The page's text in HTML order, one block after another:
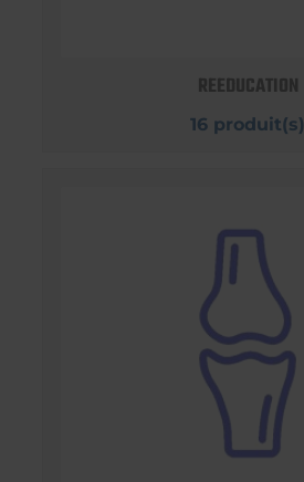
REEDUCATION
16 produit(s)